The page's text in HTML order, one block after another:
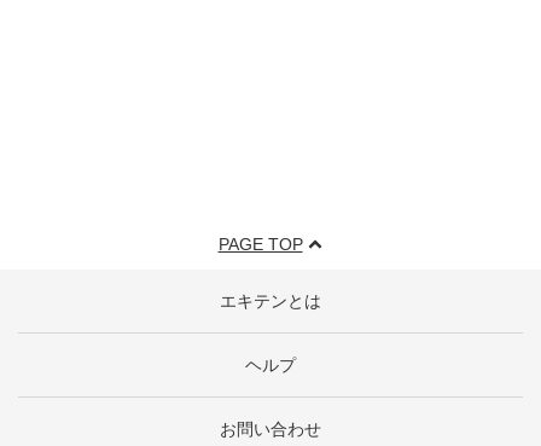
PAGE TOP
エキテンとは
ヘルプ
お問い合わせ